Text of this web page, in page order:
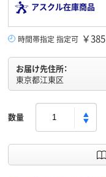
アスクル在庫商品
時間帯指定 指定可 ￥385
お届け先住所：
東京都江東区
数量